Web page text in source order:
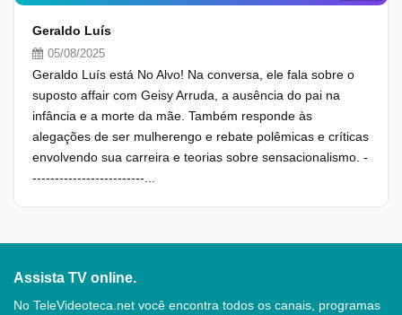
Geraldo Luís
05/08/2025
Geraldo Luís está No Alvo! Na conversa, ele fala sobre o
suposto affair com Geisy Arruda, a ausência do pai na
infância e a morte da mãe. Também responde às
alegações de ser mulherengo e rebate polêmicas e críticas
envolvendo sua carreira e teorias sobre sensacionalismo. -
-------------------------...
Assista TV online.
No TeleVideoteca.net você encontra todos os canais, programas